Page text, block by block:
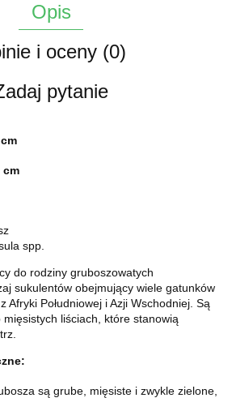
Opis
i oceny (0)
pytanie
cm
spp.
do rodziny gruboszowatych
sukulentów obejmujący wiele gatunków
Afryki Południowej i Azji Wschodniej. Są
liściach, które stanowią
są grube, mięsiste i zwykle zielone,